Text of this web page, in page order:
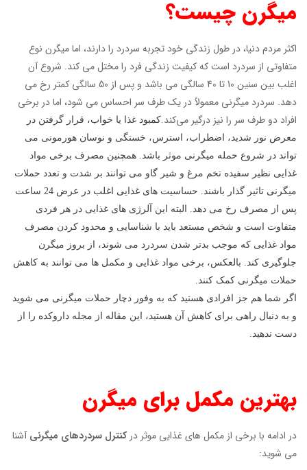
میگرن چیست؟
اکثر مردم دنیا، در طول زندگی خود تجربه سردرد را دارند، اما میگرن نوع
متفاوتی از سردرد است که کیفیت زندگی فرد را مختل می کند. شروع آن
اغلب بین سنین 10 تا 40 سالگی می باشد و پس از 50 سالگی کمتر رخ می
دهد. سردرد میگرنی معمولاً در یک طرف سر احساس می شود، اما در برخی
افراد دو طرف سر را نیز درگیر می‌کند.کمبود غذا یا خواب، قرار گرفتن در
معرض نور شدید، اضطراب، استرس، خستگی و نوسان هورمونی می
تواند در شروع حمله میگرنی موثر باشد. همچنین مصرف برخی مواد
غذایی نظیر سفیده تخم مرغ و شیر گاو می توانند بر شدت و تعدد حملات
میگرنی تاثیر گذار باشند. حساسیت های غذایی اغلب در عرض 24 ساعت
پس از مصرف رخ می دهد. البته این آلرژی های غذایی در هر فردی
متفاوت است و شخص مستعد باید با شناسایی و محدود کردن مصرف
مواد غذایی که موجب بدتر شدن سردرد می شوند، از بروز میگرن
جلوگیری کند. بالعکس، برخی مواد غذایی و مکمل ها می توانند به کاهش
حملات میگرنی کمک کنند.
اگر شما هم جز افرادی هستید که به وفور دچار حملات میگرنی می شوید
و به دنبال راهی برای کاهش آن هستید، این مقاله از مجله داروکده را از
دست ندهید.
بهترین مکمل برای میگرن
در ادامه با برخی از مکمل های غذایی موثر درکنترل سردردهای میگرنیآشنا
می شوید: